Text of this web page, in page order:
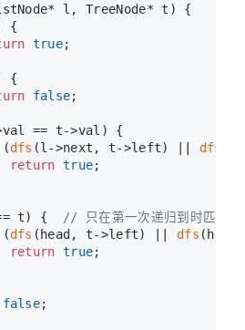
l, TreeNode* t)
{
{
true;
{
false;
== t->val) {
(dfs (l->next, t->left) || dfs
return true;
t) {
// 只在第一次递归到时匹配
(dfs (head, t->left) || dfs
return true;
false;